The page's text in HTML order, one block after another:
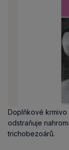
Doplňkové
odstraňuje
trichobezoárů.